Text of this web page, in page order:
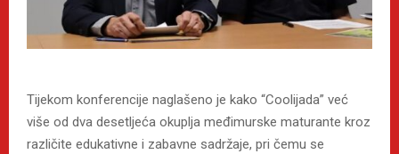
Tijekom konferencije naglašeno je kako “Coolijada” već
više od dva desetljeća okuplja međimurske maturante kroz
različite edukativne i zabavne sadržaje, pri čemu se